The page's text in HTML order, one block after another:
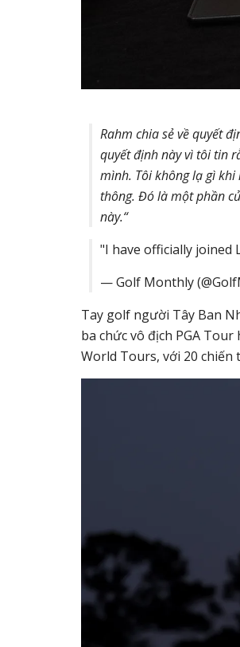
Rahm chia sẻ về quyết
quyết định này vì tôi tin
mình. Tôi không lạ gì
thông. Đó là một phần
này.“
"I have officially joined
— Golf Monthly
Tay golf người Tây Ban
ba chức vô địch PGA
World Tours, với 20 chiến